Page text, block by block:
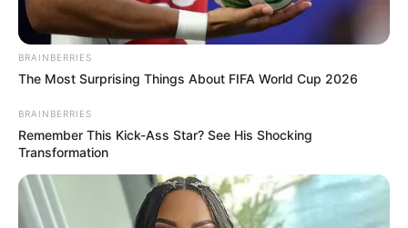
BRAINBERRIES
The Most Surprising Things About FIFA World Cup 2026
BRAINBERRIES
Remember This Kick-Ass Star? See His Shocking
Transformation